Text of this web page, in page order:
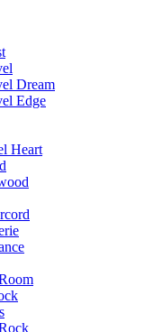
Dream
Edge
Heart